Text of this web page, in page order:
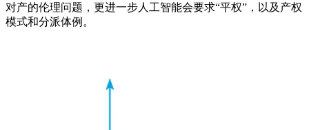
对产的伦理问题，更进一步人工智能会要求“平权”，以及产权
模式和分派体例。